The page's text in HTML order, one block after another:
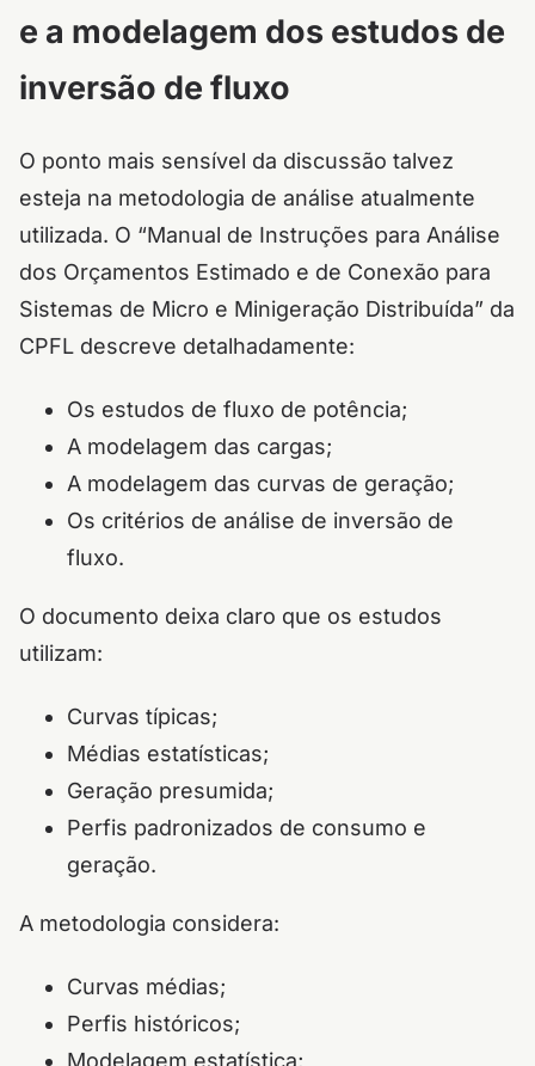
e a modelagem dos estudos de
inversão de fluxo
O ponto mais sensível da discussão talvez
esteja na metodologia de análise atualmente
utilizada. O “Manual de Instruções para Análise
dos Orçamentos Estimado e de Conexão para
Sistemas de Micro e Minigeração Distribuída” da
CPFL descreve detalhadamente:
Os estudos de fluxo de potência;
A modelagem das cargas;
A modelagem das curvas de geração;
Os critérios de análise de inversão de
fluxo.
O documento deixa claro que os estudos
utilizam:
Curvas típicas;
Médias estatísticas;
Geração presumida;
Perfis padronizados de consumo e
geração.
A metodologia considera:
Curvas médias;
Perfis históricos;
Modelagem estatística;